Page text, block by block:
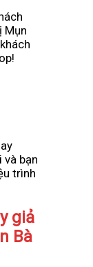
Mụn
bạn
trình
giả
Bà